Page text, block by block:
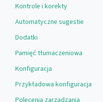
Kontrole i korekty
Automatyczne sugestie
Dodatki
Pamięć tłumaczeniowa
Konfiguracja
Przykładowa konfiguracja
Polecenia zarządzania